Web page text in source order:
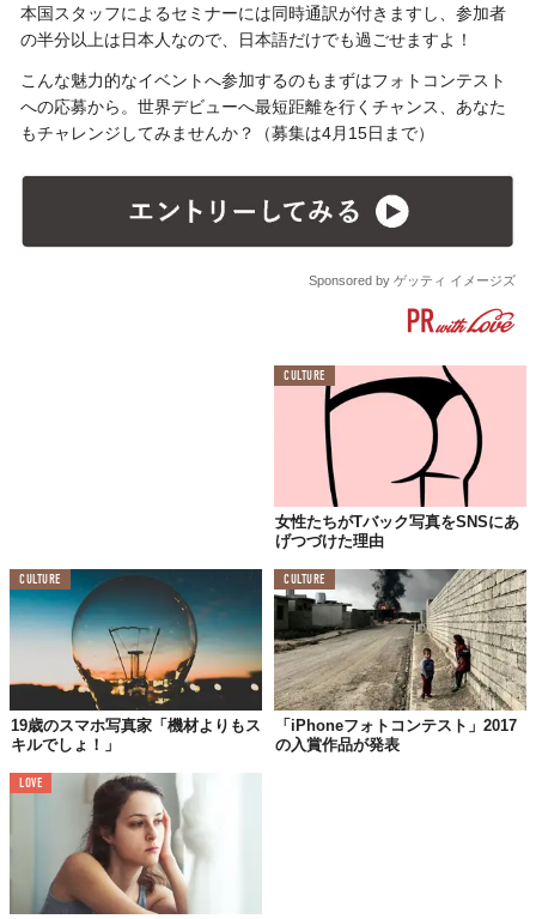
本国スタッフによるセミナーには同時通訳が付きますし、参加者
の半分以上は日本人なので、日本語だけでも過ごせますよ！
こんな魅力的なイベントへ参加するのもまずはフォトコンテスト
への応募から。世界デビューへ最短距離を行くチャンス、あなた
もチャレンジしてみませんか？（募集は4月15日まで）
Sponsored by ゲッティ イメージズ
CULTURE
女性たちがTバック写真をSNSにあ
げつづけた理由
CULTURE
19歳のスマホ写真家「機材よりもス
キルでしょ！」
CULTURE
「iPhoneフォトコンテスト」2017
の入賞作品が発表
LOVE